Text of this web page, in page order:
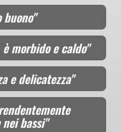
buono"
morbido e caldo"
e delicatezza"
bassi"